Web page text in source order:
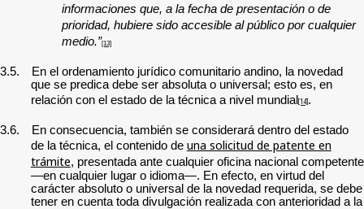
informaciones que, a la fecha de presentación o de
prioridad, hubiere sido accesible al público por cualquier
medio.”[13]
3.5.
En el ordenamiento jurídico comunitario andino, la novedad
que se predica debe ser absoluta o universal; esto es, en
relación con el estado de la técnica a nivel mundial [14].
3.6.
En consecuencia, también se considerará dentro del estado
de la técnica, el contenido de una solicitud de patente en
trámite, presentada ante cualquier oficina nacional competente
—en cualquier lugar o idioma—. En efecto, en virtud del
carácter absoluto o universal de la novedad requerida, se debe
tener en cuenta toda divulgación realizada con anterioridad a la